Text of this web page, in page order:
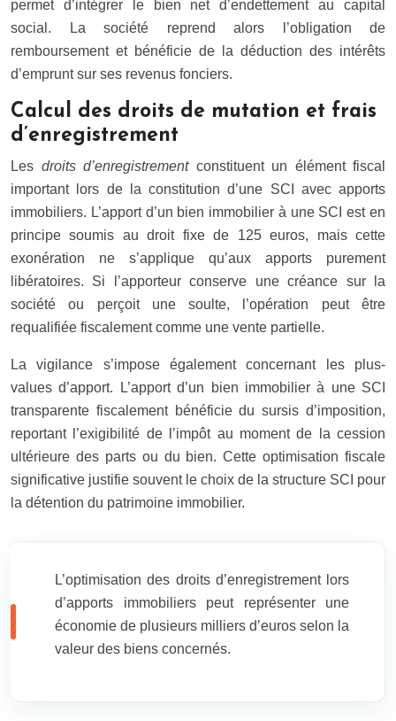
permet d’intégrer le bien net d’endettement au capital
social. La société reprend alors l’obligation de
remboursement et bénéficie de la déduction des intérêts
d’emprunt sur ses revenus fonciers.
Calcul des droits de mutation et frais
d’enregistrement
Les droits d’enregistrementconstituent un élément fiscal
important lors de la constitution d’une SCI avec apports
immobiliers. L’apport d’un bien immobilier à une SCI est en
principe soumis au droit fixe de 125 euros, mais cette
exonération ne s’applique qu’aux apports purement
libératoires. Si l’apporteur conserve une créance sur la
société ou perçoit une soulte, l’opération peut être
requalifiée fiscalement comme une vente partielle.
La vigilance s’impose également concernant les plus-
values d’apport. L’apport d’un bien immobilier à une SCI
transparente fiscalement bénéficie du sursis d’imposition,
reportant l’exigibilité de l’impôt au moment de la cession
ultérieure des parts ou du bien. Cette optimisation fiscale
significative justifie souvent le choix de la structure SCI pour
la détention du patrimoine immobilier.
L’optimisation des droits d’enregistrement lors
d’apports immobiliers peut représenter une
économie de plusieurs milliers d’euros selon la
valeur des biens concernés.